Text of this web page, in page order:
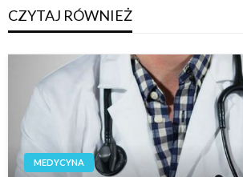
CZYTAJ RÓWNIEŻ
MEDYCYNA